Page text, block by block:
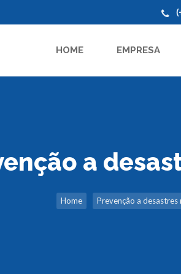
HOME EMPRESA
a
Home Prevenção a desastres